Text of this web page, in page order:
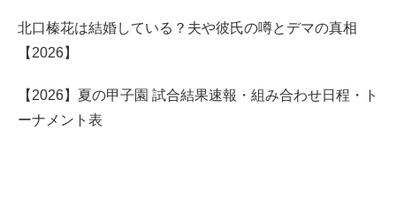
北口榛花は結婚している？夫や彼氏の噂とデマの真相
【2026】
【2026】夏の甲子園 試合結果速報・組み合わせ日程・ト
ーナメント表